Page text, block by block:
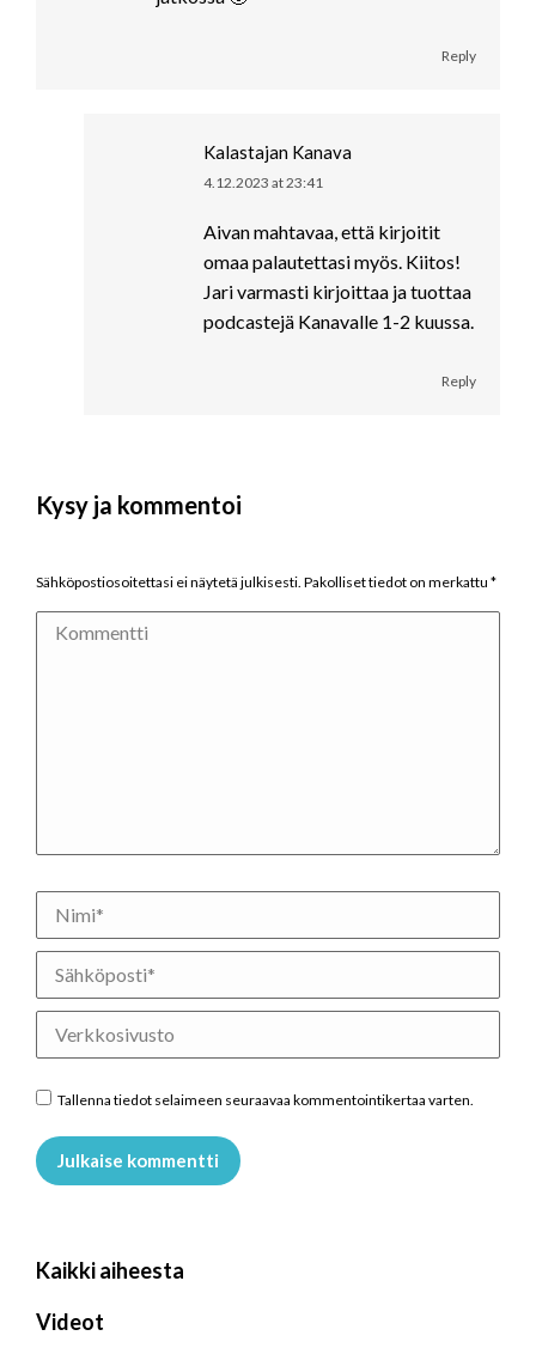
Reply
Kalastajan Kanava
says:
4.12.2023 at 23:41
Aivan mahtavaa, että kirjoitit
omaa palautettasi myös. Kiitos!
Jari varmasti kirjoittaa ja tuottaa
podcastejä Kanavalle 1-2 kuussa.
Reply
Kysy ja kommentoi
Sähköpostiosoitettasi ei näytetä julkisesti. Pakolliset tiedot on merkattu *
Kommentti
Nimi *
Sähköposti *
Verkkosivusto
Tallenna tiedot selaimeen seuraavaa kommentointikertaa varten.
Julkaise kommentti
Kaikki aiheesta
Videot